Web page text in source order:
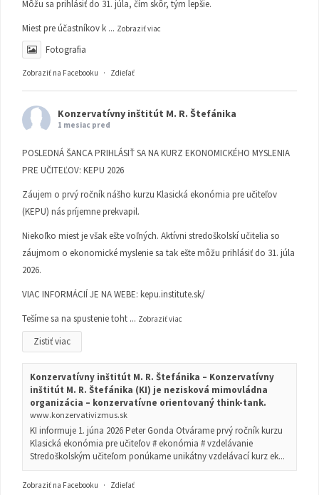
Môžu sa prihlásiť do 31. júla, čím skôr, tým lepšie.
Miest pre účastníkov k ... Zobraziť viac
Fotografia
Zobraziť na Facebooku · Zdieľať
Konzervatívny inštitút M. R. Štefánika
1 mesiac pred
POSLEDNÁ ŠANCA PRIHLÁSIŤ SA NA KURZ EKONOMICKÉHO MYSLENIA
PRE UČITEĽOV: KEPU 2026
Záujem o prvý ročník nášho kurzu Klasická ekonómia pre učiteľov
(KEPU) nás príjemne prekvapil.
Niekoľko miest je však ešte voľných. Aktívni stredoškolskí učitelia so
záujmom o ekonomické myslenie sa tak ešte môžu prihlásiť do 31. júla
2026.
VIAC INFORMÁCIÍ JE NA WEBE: kepu.institute.sk/
Tešíme sa na spustenie toht ... Zobraziť viac
Zistiť viac
Konzervatívny inštitút M. R. Štefánika – Konzervatívny
inštitút M. R. Štefánika (KI) je nezisková mimovládna
organizácia – konzervatívne orientovaný think-tank.
www.konzervativizmus.sk
KI informuje 1. júna 2026 Peter Gonda Otvárame prvý ročník kurzu
Klasická ekonómia pre učiteľov # ekonómia # vzdelávanie
Stredoškolským učiteľom ponúkame unikátny vzdelávací kurz ek...
Zobraziť na Facebooku · Zdieľať